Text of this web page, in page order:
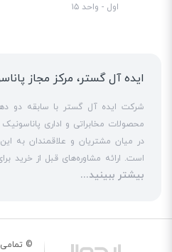
اول - واحد ۱۵
ایده آل گستر، مرکز مجاز
شرکت ایده آل گستر با سابقه دو
محصولات مخابراتی
است. ارائه مشاوره‌های قبل از خرید برای
18 ماهه معتبر و شرکتی برای کلیه
انواع مراکز
سانترال
بیشتر ببینید...
© تمامی